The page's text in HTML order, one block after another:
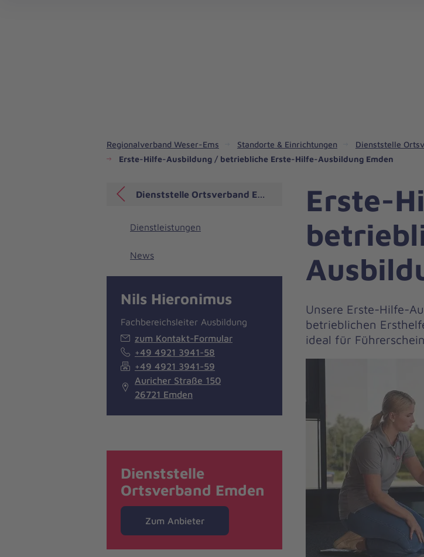
Regionalverband Weser-Ems Standorte & Einrichtungen Dienststelle
Erste-Hilfe-Ausbildung / betriebliche Erste-Hilfe-Ausbildung Emden
Erste-
Unsere Erste-Hilfe-
betrieblichen
ideal für
Dienststelle Ortsverband Emden
Dienstleistungen
News
Nils Hieronimus
Fachbereichsleiter Ausbildung
zum Kontakt-Formular
+49 4921 3941-58
+49 4921 3941-59
Auricher Straße 150
26721 Emden
Dienststelle
Ortsverband Emden
Zum Anbieter